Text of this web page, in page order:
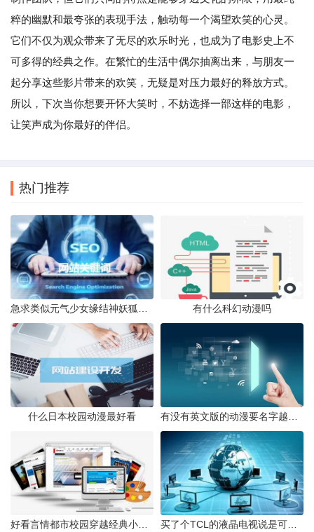
粹的幽默和最夸张的表现手法，触动每一个渴望欢笑的心灵。
它们不仅为观众带来了无尽的欢乐时光，也成为了电影史上不
可多得的经典之作。在繁忙的生活中偶尔抽离出来，与朋友一
起分享这些影片带来的欢笑，无疑是对压力最好的释放方式。
所以，下次当你想要开怀大笑时，不妨选择一部这样的电影，
让笑声成为你最好的伴侣。
热门推荐
有什么科幻动漫吗
什么日本校园动漫最好看